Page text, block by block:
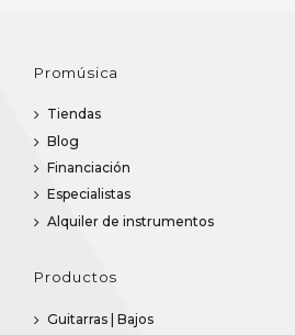
Promúsica
Tiendas
Blog
Financiación
Especialistas
Alquiler de instrumentos
Productos
Guitarras | Bajos